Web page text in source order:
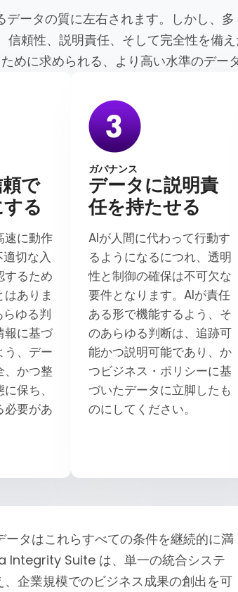
ータの質に左右されます。しかし、
頼性、説明責任、そして完全性を備
めに求められる、より高い水準のデー
で
る
速に動作
適切な入
するため
ありま
ゆる判
報に基づ
う、デー
、かつ整
保ち、
必要があ
ガバナンス
データに説明責
任を持たせる
AIが人間に代わって行動す
るようになるにつれ、透明
性と制御の確保は不可欠な
要件となります。AIが責任
ある形で機能するよう、そ
のあらゆる判断は、追跡可
能かつ説明可能であり、か
つビジネス・ポリシーに基
づいたデータに立脚したも
のにしてください。
タはこれらすべての条件を継続的に満
Integrity Suite は、単一の統合システ
企業規模でのビジネス成果の創出を可